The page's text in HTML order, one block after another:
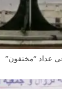
عداد “مختفون”